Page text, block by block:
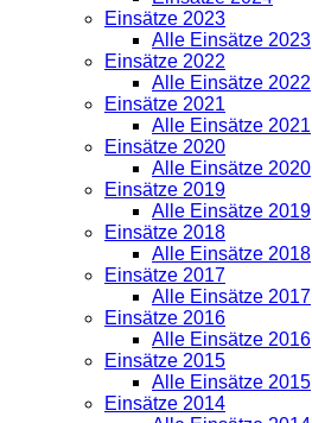
Einsätze 2023
Alle Einsätze 2023
Einsätze 2022
Alle Einsätze 2022
Einsätze 2021
Alle Einsätze 2021
Einsätze 2020
Alle Einsätze 2020
Einsätze 2019
Alle Einsätze 2019
Einsätze 2018
Alle Einsätze 2018
Einsätze 2017
Alle Einsätze 2017
Einsätze 2016
Alle Einsätze 2016
Einsätze 2015
Alle Einsätze 2015
Einsätze 2014